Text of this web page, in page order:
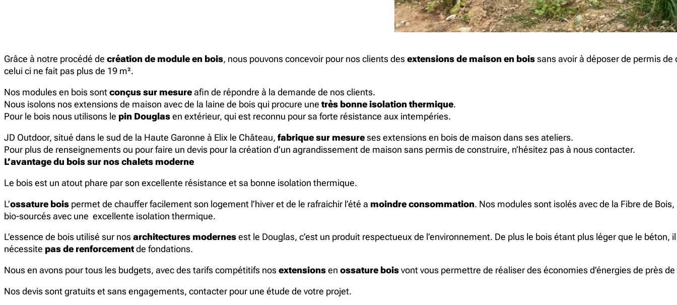
Grâce à notre procédé de création de module en bois, nous pouvons concevoir pour nos clients desextensions de maison en boissans avoir à déposer de permis de
celui ci ne fait pas plus de 19 m².
Nos modules en bois sontconçus sur mesureafin de répondre à la demande de nos clients.
Nous isolons nos extensions de maison avec de la laine de bois qui procure une très bonne isolation thermique.
Pour le bois nous utilisons le pin Douglasen extérieur, qui est reconnu pour sa forte résistance aux intempéries.
JD Outdoor, situé dans le sud de la Haute Garonne à Elix le Château, fabrique sur mesureses extensions en bois de maison dans ses ateliers.
Pour plus de renseignements ou pour faire un devis pour la création d’un agrandissement de maison sans permis de construire, n’hésitez pas à nous contacter.
L’avantage du bois sur nos chalets moderne
Le bois est un atout phare par son excellente résistance et sa bonne isolation thermique.
L’ossature bois permet de chauffer facilement son logement l’hiver et de le rafraichir l’été a moindre consommation. Nos modules sont isolés avec de la Fibre de
bio-sourcés avec une excellente isolation thermique.
L’essence de bois utilisé sur nosarchitectures modernesest le Douglas, c’est un produit respectueux de l’environnement. De plus le bois étant plus léger que le béton,
nécessite pas de renforcementde fondations.
Nous en avons pour tous les budgets, avec des tarifs compétitifs nosextensionsen ossature boisvont vous permettre de réaliser des économies d’énergies de près
Nos devis sont gratuits et sans engagements, contacter pour une étude de votre projet.